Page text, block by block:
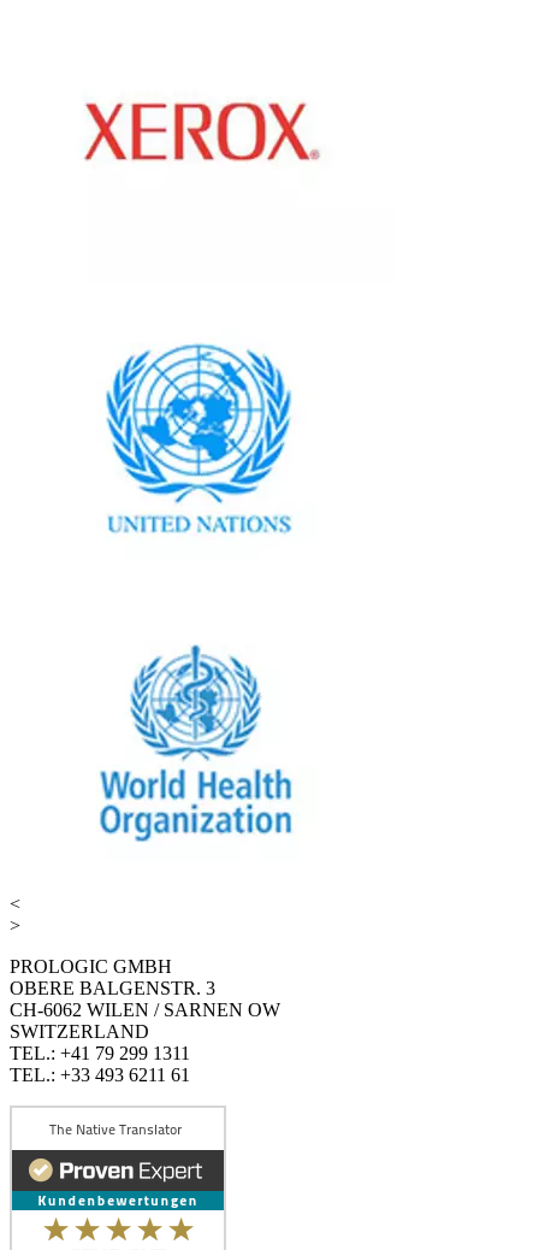
<
>
PROLOGIC GMBH
OBERE BALGENSTR. 3
CH-6062 WILEN / SARNEN OW
SWITZERLAND
TEL.: +41 79 299 1311
TEL.: +33 493 6211 61